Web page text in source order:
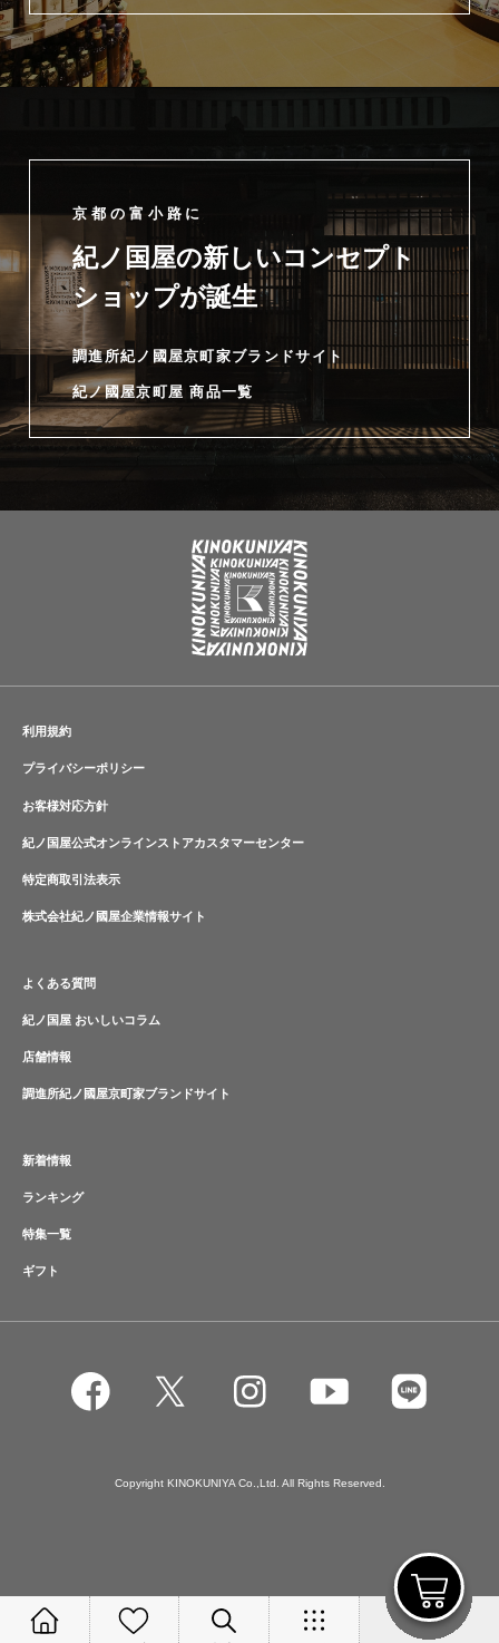
京都の富小路に
紀ノ国屋の新しいコンセプト
ショップが誕生
調進所紀ノ國屋京町家ブランドサイト
紀ノ國屋京町屋 商品一覧
利用規約
プライバシーポリシー
お客様対応方針
紀ノ国屋公式オンラインストアカスタマーセンター
特定商取引法表示
株式会社紀ノ國屋企業情報サイト
よくある質問
紀ノ国屋 おいしいコラム
店舗情報
調進所紀ノ國屋京町家ブランドサイト
新着情報
ランキング
特集一覧
ギフト
Copyright KINOKUNIYA Co.,Ltd. All Rights Reserved.